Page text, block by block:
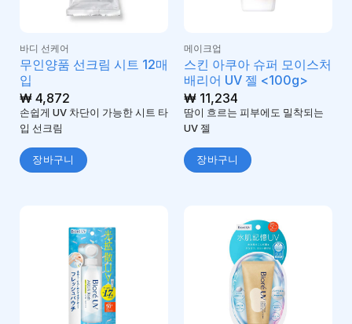
바디 선케어
무인양품 선크림 시트 12매
입
₩4,872
손쉽게 UV 차단이 가능한 시트 타
입 선크림
장바구니
메이크업
스킨 아쿠아 슈퍼 모이스처
배리어 UV 젤 <100g>
₩11,234
땀이 흐르는 피부에도 밀착되는
UV 젤
장바구니